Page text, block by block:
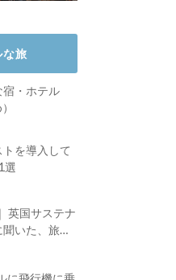
旅
宿・ホテル
を導入して
選
いた、旅の